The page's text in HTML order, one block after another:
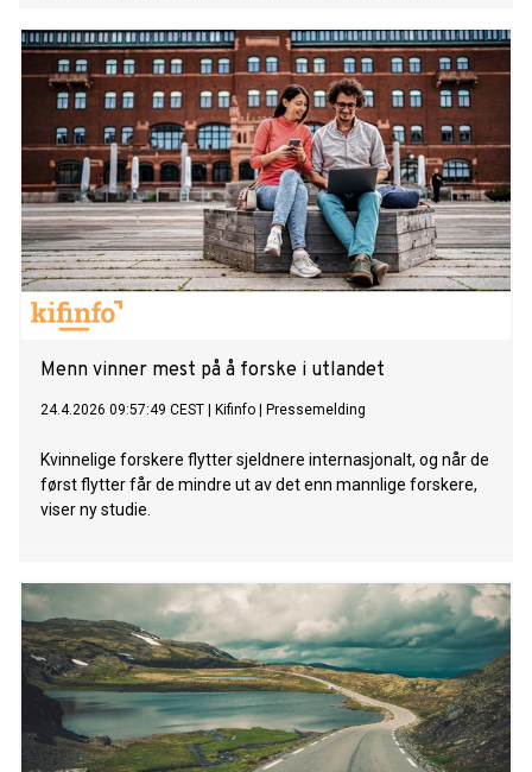
rehabilitering og tidligfase-rådgivning.
Menn vinner mest på å forske i utlandet
24.4.2026 09:57:49 CEST Kifinfo Pressemelding
Kvinnelige forskere flytter sjeldnere internasjonalt, og når de
først flytter får de mindre ut av det enn mannlige forskere,
viser ny studie.